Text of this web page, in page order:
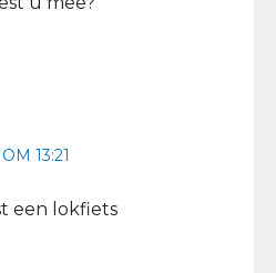
13:21
een lokfiets